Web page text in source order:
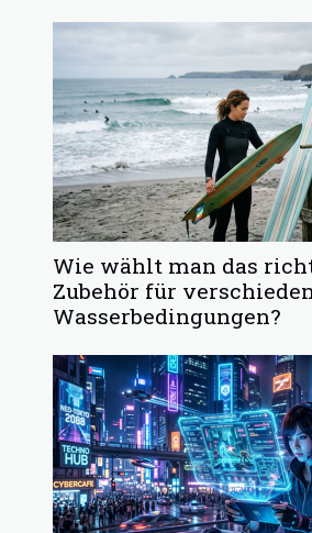
Wie wählt man das
Zubehör für
Wasserbedingungen?